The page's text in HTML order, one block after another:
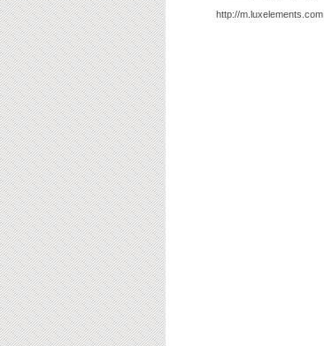
http://m.luxelements.com